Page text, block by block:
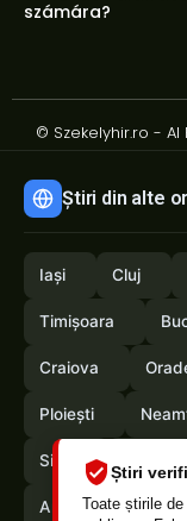
Știri
Toate știrile
számára?
© Szekelyhir.ro -
Știri din alte
Iași Cluj
Timișoara
Craiova
Ploiești
Sibiu
Arges